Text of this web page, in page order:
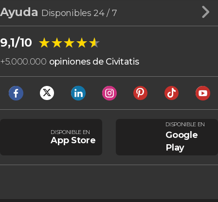
Ayuda Disponibles 24 / 7
9,1/10 ★★★★★
★★★★★
+5.000.000 opiniones de Civitatis
DISPONIBLE EN
App Store
DISPONIBLE EN
Google
Play